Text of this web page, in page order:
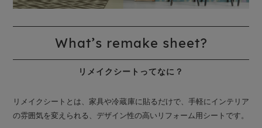
What’s remake sheet?
リメイクシートってなに？
リメイクシートとは、家具や冷蔵庫に貼るだけで、手軽にインテリア
の雰囲気を変えられる、デザイン性の高いリフォーム用シートです。